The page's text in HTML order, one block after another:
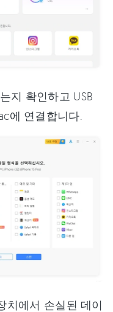
지 확인하고 USB
에 연결합니다.
치에서 손실된 데이